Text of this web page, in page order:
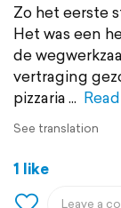
Zo het eerste
Het was een
de
vertraging
pizzaria
See translation
1 like